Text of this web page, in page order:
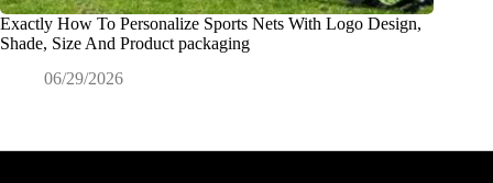
Exactly How To Personalize Sports Nets With Logo Design,
Shade, Size And Product packaging
06/29/2026